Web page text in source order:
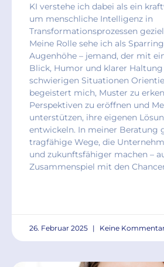
KI verstehe ich dabei als ein
um menschliche Intelligenz in
Transformationsprozessen
Meine Rolle sehe ich als
Augenhöhe – jemand, der mit
Blick, Humor und klarer
schwierigen Situationen
begeistert mich, Muster zu
Perspektiven zu eröffnen und
unterstützen, ihre eigenen
entwickeln. In meiner Beratung
tragfähige Wege, die
und zukunftsfähiger machen –
Zusammenspiel mit den
26. Februar 2025 Keine